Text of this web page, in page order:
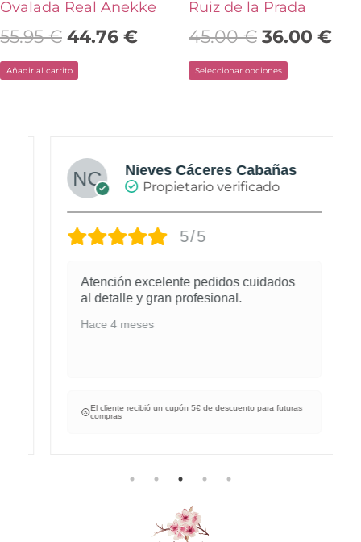
Ovalada Real Anekke
55.95€ 44.76 €
Añadir al carrito
Ruiz de la Prada
45.00€ 36.00 €
Seleccionar opciones
la
página
producto
Nieves Cáceres Cabañas
Propietario verificado
5/5
Atención excelente pedidos cuidados
al detalle y gran profesional.
Hace 4 meses
El cliente recibió un cupón 5€ de descuento para futuras
compras